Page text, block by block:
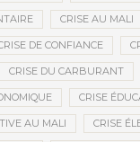
CRISE AU MALI
DE CONFIANCE
CRISE DU CARBURANT
CRISE
AU MALI CRISE